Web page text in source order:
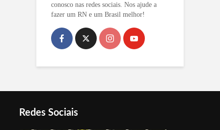
conosco nas redes sociais. Nos ajude a
fazer um RN e um Brasil melhor!
Redes Sociais